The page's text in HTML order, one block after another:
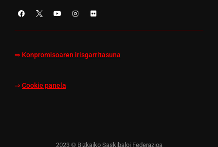
⇒ Konpromisoaren irisgarritasuna
⇒ Cookie panela
2023 © Bizkaiko Saskibaloi Federazioa